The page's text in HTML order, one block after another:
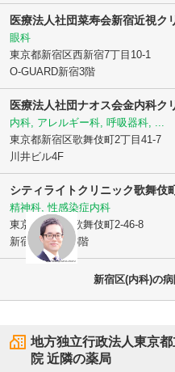
医療法人社団菜寿会新宿近視ク
眼科
東京都新宿区西新宿7丁目10-1
O-GUARD新宿3階
医療法人社団ナオス会金内科ク
内科, アレルギー科, 呼吸器科, ...
東京都新宿区歌舞伎町2丁目41-7
川井ビル4F
シティライトクリニック歌舞伎
精神科, 性感染症内科
東京都新宿区歌舞伎町2-46-8
新宿日章ビル3階
新宿区(内科)の
地方独立行政法人東京
院近隣の薬局